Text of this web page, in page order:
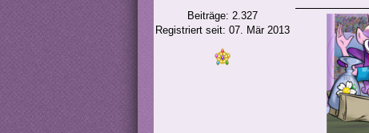
Beiträge: 2.327
Registriert seit: 07. Mär 2013